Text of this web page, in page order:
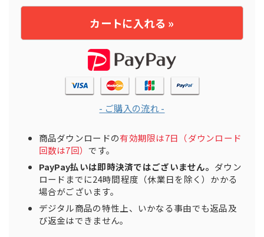
- ご購入の流れ -
商品ダウンロードの有効期限は7日（ダウンロード
回数は7回）です。
PayPay払いは即時決済ではございません。 ダウン
ロードまでに24時間程度（休業日を除く）かかる
場合がございます。
デジタル商品の特性上、いかなる事由でも返品及
び返金はできません。